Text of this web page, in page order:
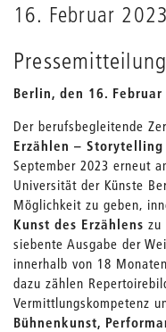
16. Februar 2023
Pressemitteilung
Berlin, den 16. Februar
Der berufsbegleitende
Erzählen –
September 2023 erneut
Universität der Künste
Möglichkeit zu geben,
Kunst des Erzählens zu
siebente Ausgabe der
innerhalb von 18
dazu zählen
Vermittlungskompetenz
Bühnenkunst,